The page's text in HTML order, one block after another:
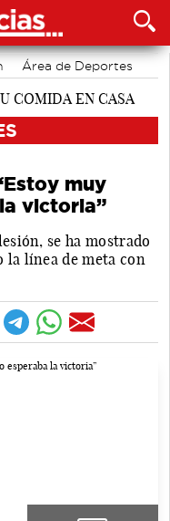
Área de Deportes
muy
victoria”
se ha mostrado
la línea de meta con